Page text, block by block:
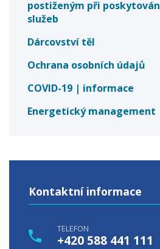
postiženým při
služeb
Dárcovství těl
Ochrana osobních údajů
COVID-19 | informace
Energetický management
Kontaktní informace
TELEFON
+420 588 441 111